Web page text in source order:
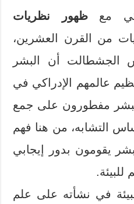
معظهور نظريات
من القرن العشرين،
الجشطالت أن البشر
عالمهم الإدراكي في
مفطورون على جمع
التشابه، من هنا فهم
يقومون بدور إيجابي
للبيئة.
في نشأته على علم